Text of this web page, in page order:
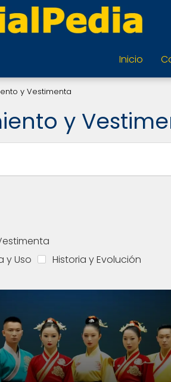
Inicio
y Vestimenta
y
y Uso
Historia y Evolución